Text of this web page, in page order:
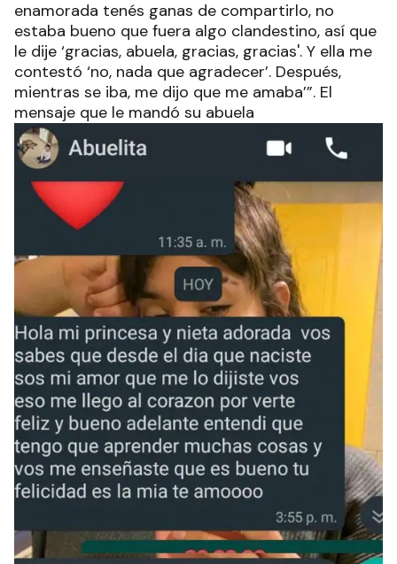
enamorada tenés ganas de compartirlo, no
estaba bueno que fuera algo clandestino, así que
le dije ‘gracias, abuela, gracias, gracias'. Y ella me
contestó ‘no, nada que agradecer’. Después,
mientras se iba, me dijo que me amaba’”. El
mensaje que le mandó su abuela